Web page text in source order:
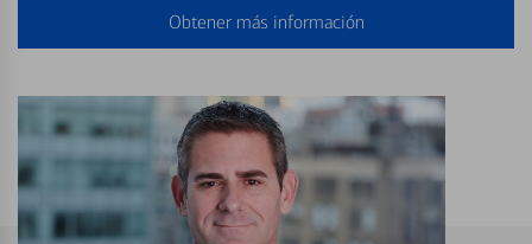
Obtener más información